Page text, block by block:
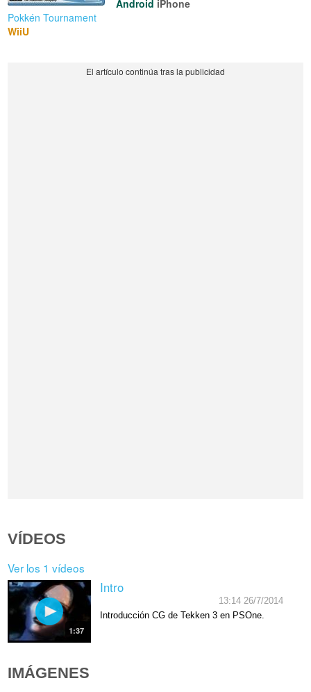
Pokkén Tournament
WiiU
Android iPhone
VÍDEOS
Ver los 1 vídeos
1:37
Intro
13:14 26/7/2014
Introducción CG de Tekken 3 en PSOne.
IMÁGENES